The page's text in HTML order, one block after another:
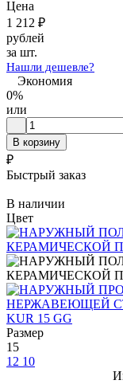
Цена
1 212 ₽
рублей
за шт.
Нашли дешевле?
Экономия
0%
или
В корзину
₽
Быстрый заказ
В наличии
Цвет
Размер
15
12 10